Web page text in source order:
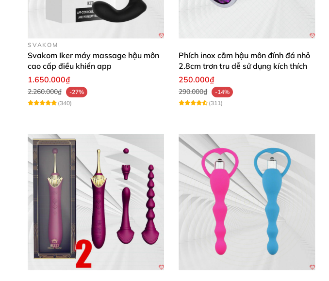
Bảo quản:
Nơi thoáng mát hoặc nhiệt độ dưới 30 độ C.
SVAKOM
Svakom Iker máy massage hậu môn
cao cấp điều khiển app
1.650.000₫
2.260.000₫
-27%
(340)
Phích inox cắm hậu môn đính đá nhỏ
2.8cm trơn tru dễ sử dụng kích thích
250.000₫
290.000₫
-14%
(311)